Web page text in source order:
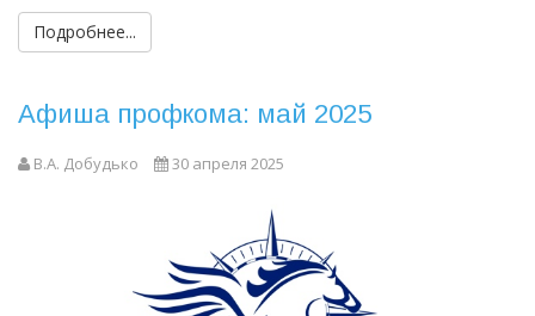
Подробнее...
Афиша профкома: май 2025
В.А. Добудько 30 апреля 2025